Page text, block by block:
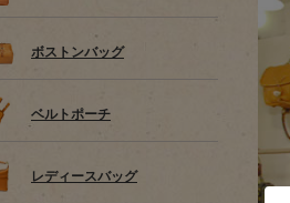
ボストンバッグ
ベルトポーチ
レディースバッグ